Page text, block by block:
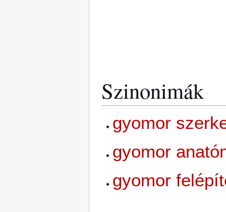
Szinonimák
gyomor
gyomor
gyomor